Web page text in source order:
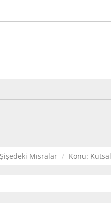
Şişedeki Mısralar Konu: Kutsal